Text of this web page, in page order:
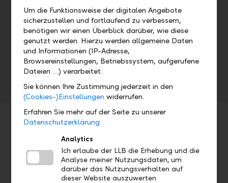
Adresse
Datum
Mo, 17.03.2025
Uhrzeit
7.00 Uhr
Teilen Drucken
Um die Funktionsweise der digitalen Angebote
sicherzustellen und fortlaufend zu verbessern,
benötigen wir einen Überblick darüber, wie diese
genutzt werden. Hierzu werden allgemeine Daten
und Informationen (IP-Adresse,
Browsereinstellungen, Betriebssystem, aufgerufene
Dateien …) verarbeitet.
Sie können Ihre Zustimmung jederzeit in den
(Cookies-)Einstellungen widerrufen.
Erfahren Sie mehr auf der Seite zu unserer
Datenschutzerklärung.
Analytics
Ich erlaube der LLB die Erhebung und die
Analyse meiner Nutzungsdaten, um
darüber das Nutzungsverhalten auf
dieser Website auszuwerten